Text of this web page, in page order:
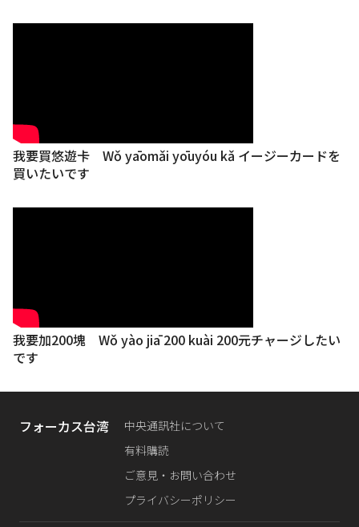
我要買悠遊卡 Wǒ yāomǎi yōuyóu kǎ イージーカードを
買いたいです
我要加200塊 Wǒ yào jiā 200 kuài 200元チャージしたい
です
フォーカス台湾
中央通訊社について
有料購読
ご意見・お問い合わせ
プライバシーポリシー